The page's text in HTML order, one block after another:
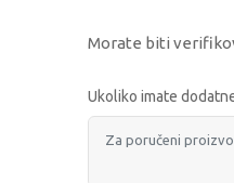
Morate biti
Ukoliko imate